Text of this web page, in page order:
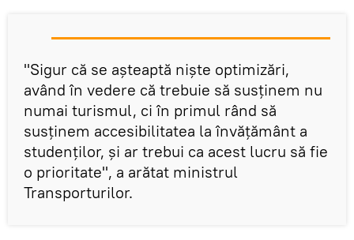
"Sigur că se aşteaptă nişte optimizări,
având în vedere că trebuie să susţinem nu
numai turismul, ci în primul rând să
susţinem accesibilitatea la învăţământ a
studenţilor, şi ar trebui ca acest lucru să fie
o prioritate", a arătat ministrul
Transporturilor.